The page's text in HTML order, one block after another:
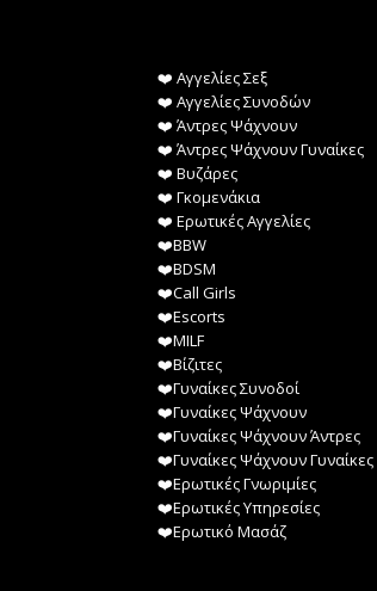
❤️️ Αγγελίες Σεξ
❤️️ Αγγελίες Συνοδών
❤️️ Άντρες Ψάχνουν
❤️️ Άντρες Ψάχνουν Γυναίκες
❤️️ Βυζάρες
❤️️ Γκομενάκια
❤️️ Ερωτικές Αγγελίες
❤️️BBW
❤️️BDSM
❤️️Call Girls
❤️️Escorts
❤️️MILF
❤️️Βίζιτες
❤️️Γυναίκες Συνοδοί
❤️️Γυναίκες Ψάχνουν
❤️️Γυναίκες Ψάχνουν Άντρες
❤️️Γυναίκες Ψάχνουν Γυναίκες
❤️️Ερωτικές Γνωριμίες
❤️️Ερωτικές Υπηρεσίες
❤️️Ερωτικό Μασάζ